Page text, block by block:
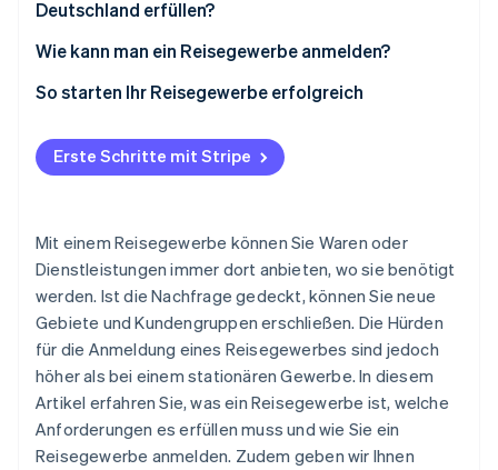
Stripe-Sessions 2026
Jetzt ansehen
Deutschland erfüllen?
Gründen ohne Reisegewerbekarte
Wie kann man ein Reisegewerbe anmelden?
So starten Ihr Reisegewerbe erfolgreich
Erste Schritte mit Stripe
Mit einem Reisegewerbe können Sie Waren oder
Dienstleistungen immer dort anbieten, wo sie benötigt
werden. Ist die Nachfrage gedeckt, können Sie neue
Gebiete und Kundengruppen erschließen. Die Hürden
für die Anmeldung eines Reisegewerbes sind jedoch
höher als bei einem stationären Gewerbe. In diesem
Artikel erfahren Sie, was ein Reisegewerbe ist, welche
Anforderungen es erfüllen muss und wie Sie ein
Reisegewerbe anmelden. Zudem geben wir Ihnen